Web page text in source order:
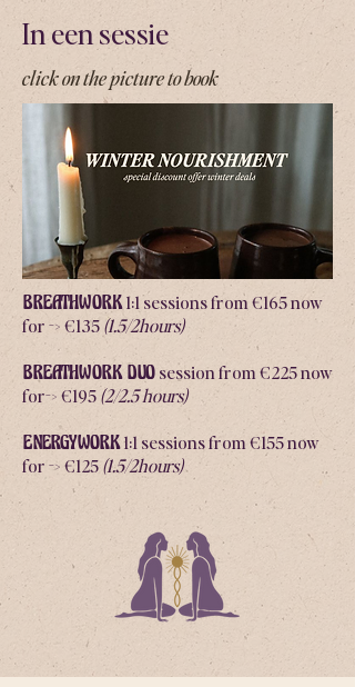
In een sessie
click on the picture to book
BREATHWORK1:1 sessions from €165 now
for -> €135(1.5/2hours)
BREATHWORK DUO session from €225 now
for-> €195(2/2.5 hours)
ENERGYWORK1:1 sessions from €155 now
for -> €125(1.5/2hours)